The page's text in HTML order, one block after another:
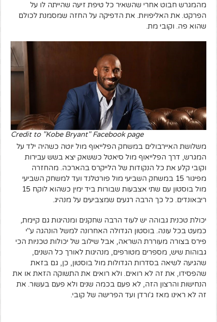
מהמגרש חבוט אחרי שהשאיר כל טיפת זיעה שהייתה לו על
הפרקט. את האליפויות. את הדפיקה על החזה שמסמנת לכולם
שהוא פה. וקובי מת.
Credit to "Kobe Bryant" Facebook page
משלושת האיירבולים במשחק הפלייאוף מול יוטה כשהיה ילד על
המגרש, דרך הפלייאוף מול סיאטל כששאק יצא בשש עבירות
וקובי קלע את כל הנקודות של הלייקרס בהארכה. מהחזרה
מפיגור 15 במשחק השביעי מול פורטלנד ועד למשחק השביעי
מול בוסטון עם שתי אצבעות שבורות ביד ימין כשהוא לוקח 15
ריבאונדים. כל כך הרבה רגעים שמצביעים על מנהיג.
יכולת טכנית גבוהה יש לעוד הרבה שחקנים ומנהיגות גם קיימת,
כמעט בכל עונה. בוסטון הגדולה האחרונה למשל הונהגה ע"י
פירס בצורה מעוררת השראה, אבל שילוב של יכולות טכניות הכי
גבוהות שיש, מספרים מטורפים, מנהיגות לאורך כל השנים,
שהגיעה לשיאה בסדרות הגדולות מול בוסטון, כן, גם בזאת
שהפסידו, את זה לא רואים. ולא רואים את התשוקה הזאת או את
הנחישות והרצון הזה, לא פעם בכמה שנים ולא פעם בעשור. את
זה לא ראינו מאז ג'ורדן ועד הפרישה של קובי.